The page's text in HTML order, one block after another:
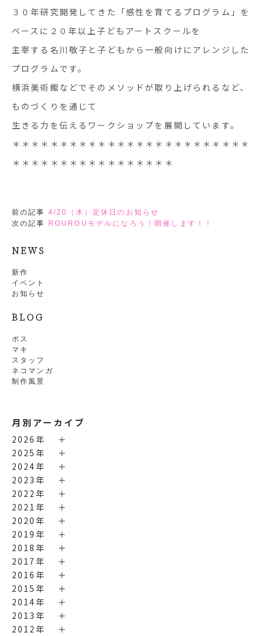
NEWS
新作
イベント
お知らせ
BLOG
ボス
マキ
スタッフ
ネコマンガ
制作風景
月別アーカイブ
2026年
2025年
2024年
2023年
2022年
2021年
2020年
2019年
2018年
2017年
2016年
2015年
2014年
2013年
2012年
３０年研究開発してきた「感性を育てるプログラム」を
ベースに２０年以上子どもアートスクールを
主宰する名川敬子と子どもから一般向けにアレンジした
プログラムです。
横浜美術館などでそのメソッドが取り上げられるなど、
ものづくりを通じて
生きる力を伝えるワークショップを展開しています。
＊＊＊＊＊＊＊＊＊＊＊＊＊＊＊＊＊＊＊＊＊＊＊＊＊
＊＊＊＊＊＊＊＊＊＊＊＊＊＊＊＊＊
前の記事 4/20（木）定休日のお知らせ
次の記事 ROUROUモデルになろう！開催します！！